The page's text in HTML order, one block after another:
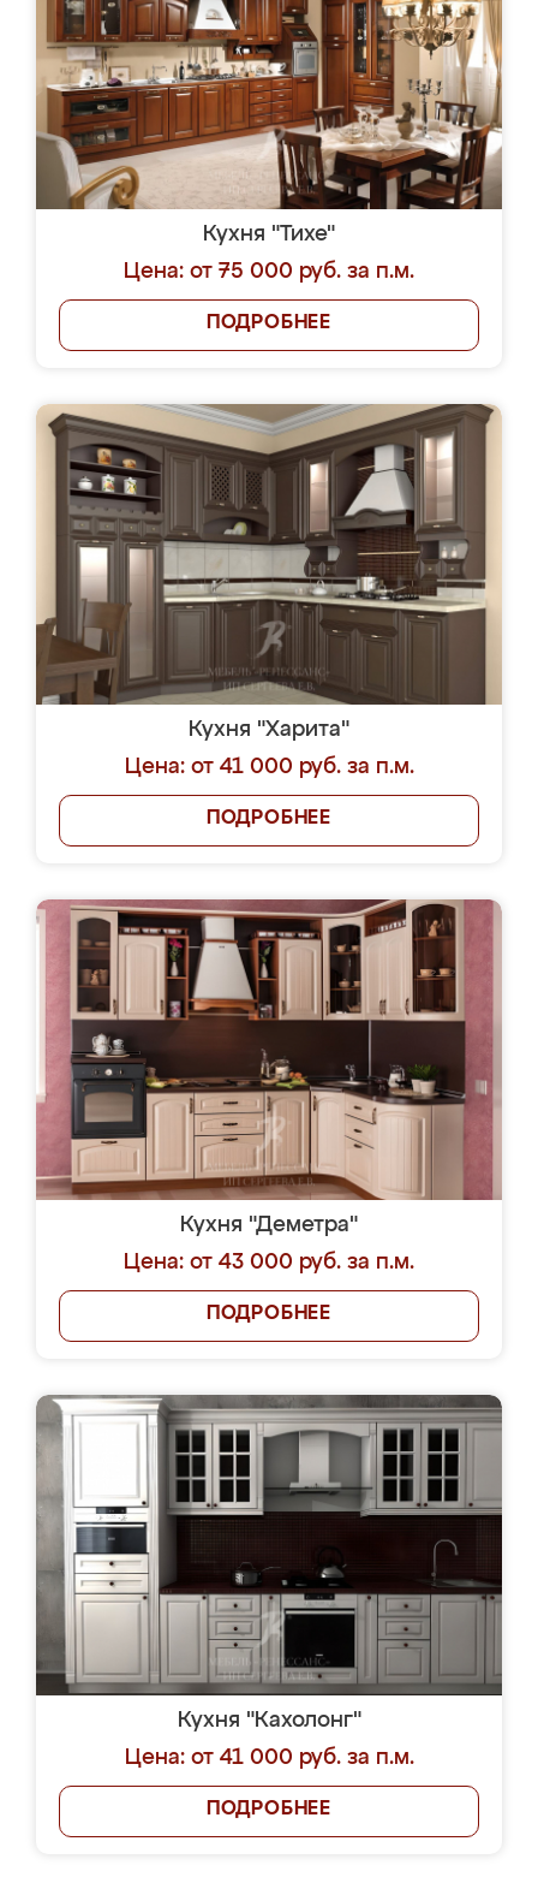
Кухня "Тихе"
Цена: от 75 000 руб. за п.м.
ПОДРОБНЕЕ
Кухня "Харита"
Цена: от 41 000 руб. за п.м.
ПОДРОБНЕЕ
Кухня "Деметра"
Цена: от 43 000 руб. за п.м.
ПОДРОБНЕЕ
Кухня "Кахолонг"
Цена: от 41 000 руб. за п.м.
ПОДРОБНЕЕ